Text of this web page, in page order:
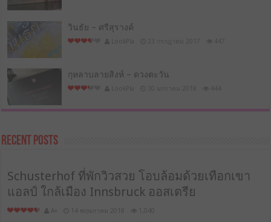
วินธัย – ศรีสุรางค์
กุหลาบลายสิงห์ – ดวงตะวัน
Recent Posts
Schusterhof ที่พักวิวสวย โอบล้อมด้วยเทือกเขา
แอลป์ ใกล้เมือง Innsbruck ออสเตรีย
A+ 14 พฤษภาคม 2018 1,040